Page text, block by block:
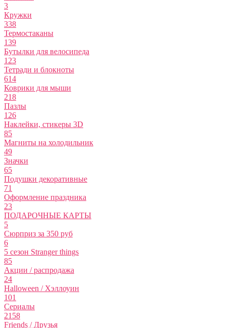
3
Кружки
338
Термостаканы
139
Бутылки для велосипеда
123
Тетради и блокноты
614
Коврики для мыши
218
Пазлы
126
Наклейки, стикеры 3D
85
Магниты на холодильник
49
Значки
65
Подушки декоративные
71
Оформление праздника
23
ПОДАРОЧНЫЕ КАРТЫ
5
Сюрприз за 350 руб
6
5 сезон Stranger things
85
Акции / распродажа
24
Halloween / Хэллоуин
101
Сериалы
2158
Friends / Друзья